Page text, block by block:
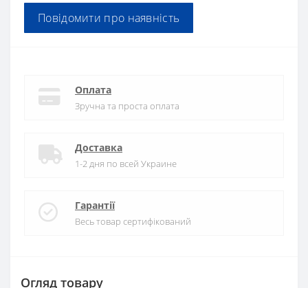
Повідомити про наявність
Оплата
Зручна та проста оплата
Доставка
1-2 дня по всей Украине
Гарантії
Весь товар сертифікований
Огляд товару